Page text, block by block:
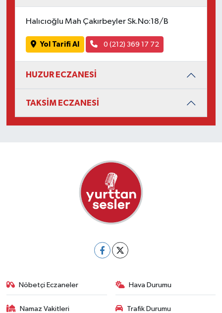
Halıcıoğlu Mah Çakırbeyler Sk.No:18/B
Yol Tarifi Al 0 (212) 369 17 72
HUZUR ECZANESİ
TAKSİM ECZANESİ
Nöbetçi Eczaneler Hava Durumu
Namaz Vakitleri Trafik Durumu